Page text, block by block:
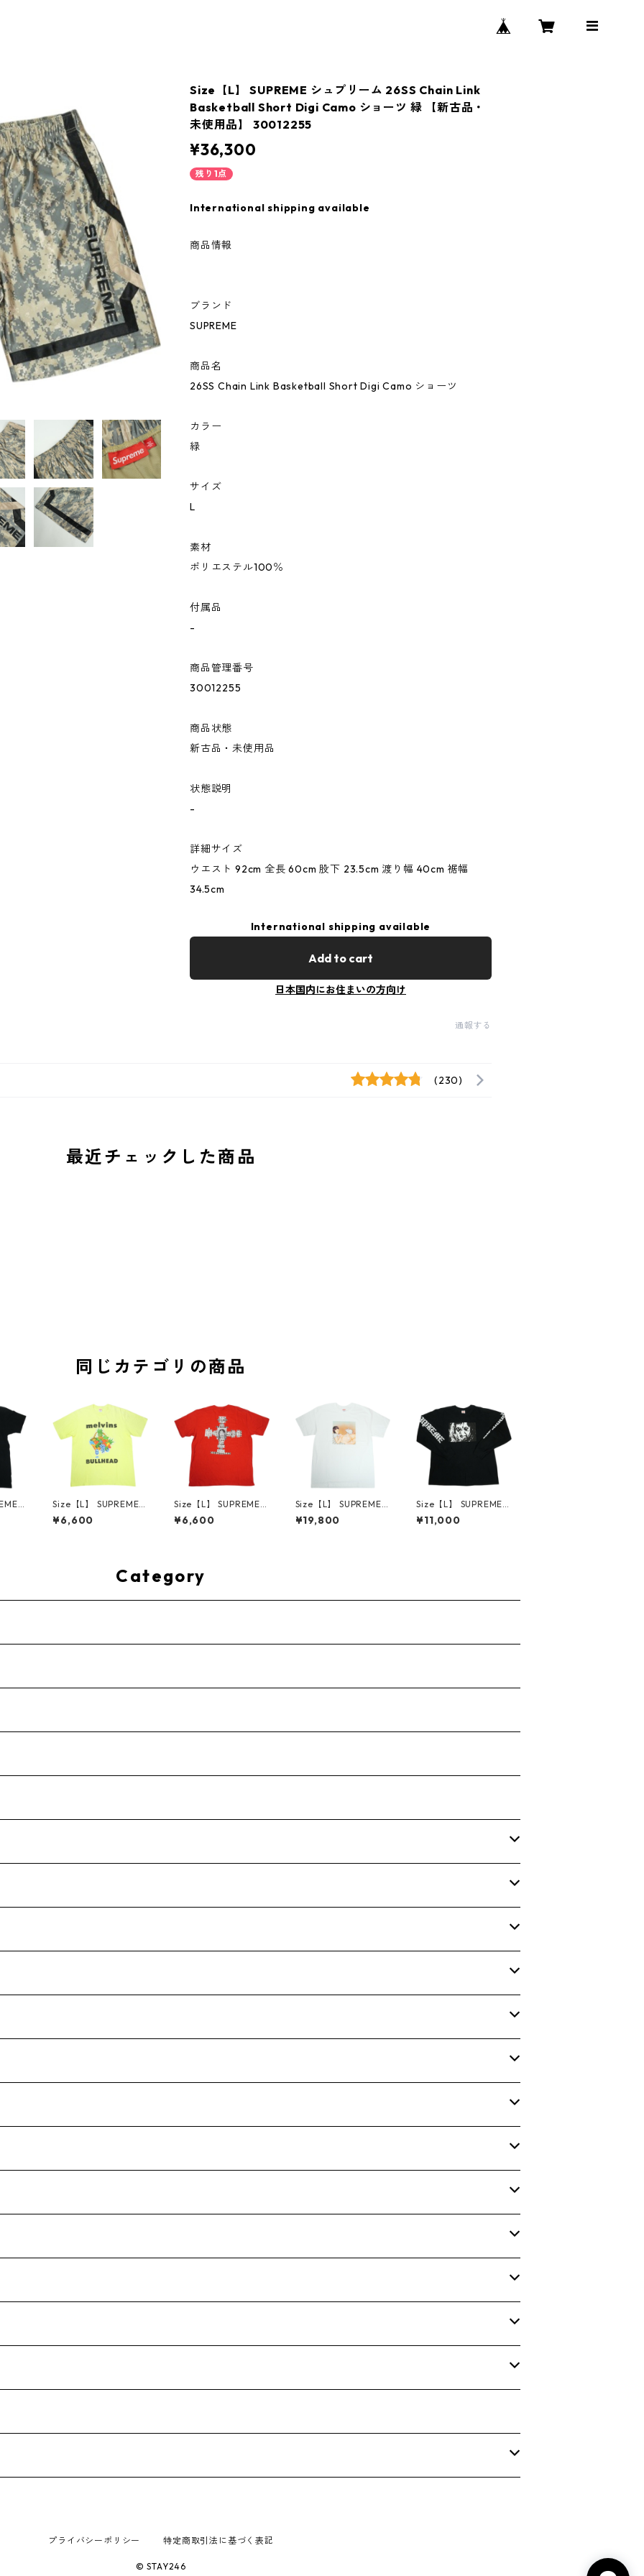
Size【L】 SUPREME シュプリーム 26SS Chain Link
Basketball Short Digi Camo ショーツ 緑 【新古品・
未使用品】 30012255
¥36,300
残り1点
International shipping available
商品情報
ブランド
SUPREME
商品名
26SS Chain Link Basketball Short Digi Camo ショーツ
カラー
緑
サイズ
L
素材
ポリエステル100％
付属品
-
商品管理番号
30012255
商品状態
新古品・未使用品
状態説明
-
詳細サイズ
ウエスト 92cm 全長 60cm 股下 23.5cm 渡り幅 40cm 裾幅
34.5cm
International shipping available
Add to cart
日本国内にお住まいの方向け
通報する
(230)
最近チェックした商品
同じカテゴリの商品
Size【L】 SUPREME
シュプリーム 24SS M
elvins Bullhead Tee F
¥6,600
Size【L】 SUPREME
シュプリーム 25FW D
ash Snow Tee Red T
¥6,600
Size【L】 SUPREME
シュプリーム 25SS Mo
use Tee White Tシャ
¥19,800
Size【L】 SUPREME
シュプリーム ×The Ex
orcist 25FW Mother
¥11,000
Category
プライバシーポリシー 特定商取引法に基づく表記
© STAY246